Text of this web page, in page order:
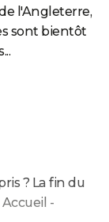
l'Angleterre,
sont bientôt
? La fin du
Accueil -